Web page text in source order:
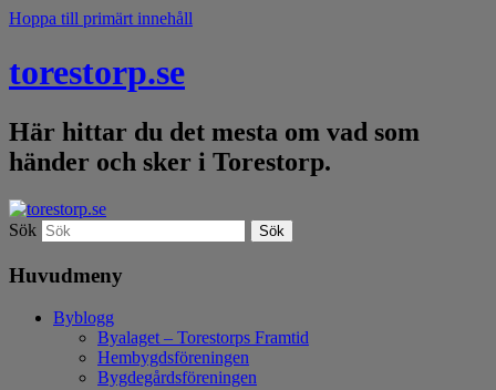
Hoppa till primärt innehåll
torestorp.se
Här hittar du det mesta om vad som
händer och sker i Torestorp.
Sök
Huvudmeny
Byblogg
Byalaget – Torestorps Framtid
Hembygdsföreningen
Bygdegårdsföreningen